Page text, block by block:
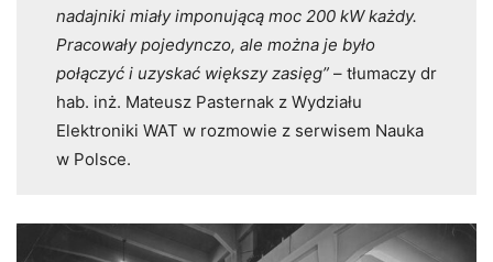
nadajniki miały imponującą moc 200 kW każdy.
Pracowały pojedynczo, ale można je było
połączyć i uzyskać większy zasięg”– tłumaczy dr
hab. inż. Mateusz Pasternak z Wydziału
Elektroniki WAT w rozmowie z serwisem Nauka
w Polsce.